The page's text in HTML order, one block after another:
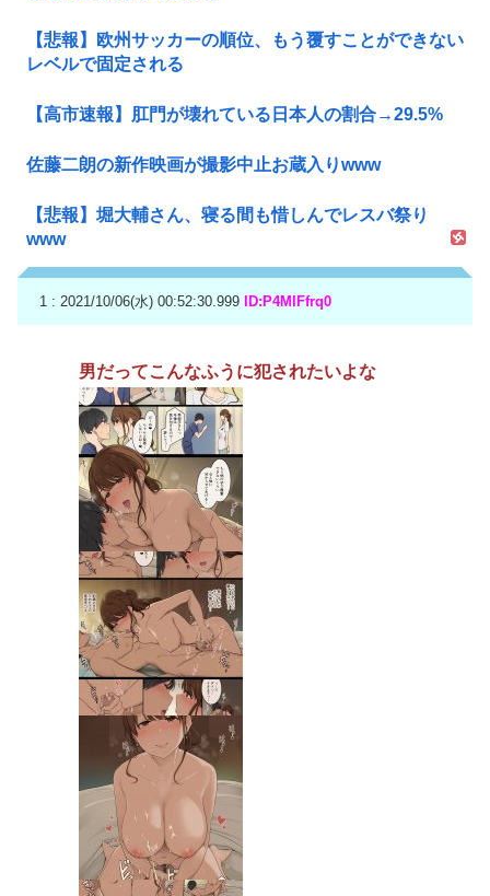
【悲報】欧州サッカーの順位、もう覆すことができない
レベルで固定される
【高市速報】肛門が壊れている日本人の割合→29.5%
佐藤二朗の新作映画が撮影中止お蔵入りwww
【悲報】堀大輔さん、寝る間も惜しんでレスバ祭り
www
1 : 2021/10/06(水) 00:52:30.999 ID:P4MIFfrq0
男だってこんなふうに犯されたいよな